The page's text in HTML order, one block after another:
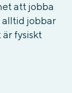
att jobba
alltid jobbar
fysiskt